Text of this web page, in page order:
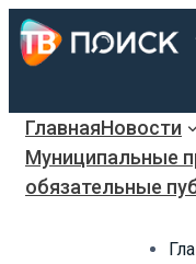
ГлавнаяНовости
Муниципальные
обязательные